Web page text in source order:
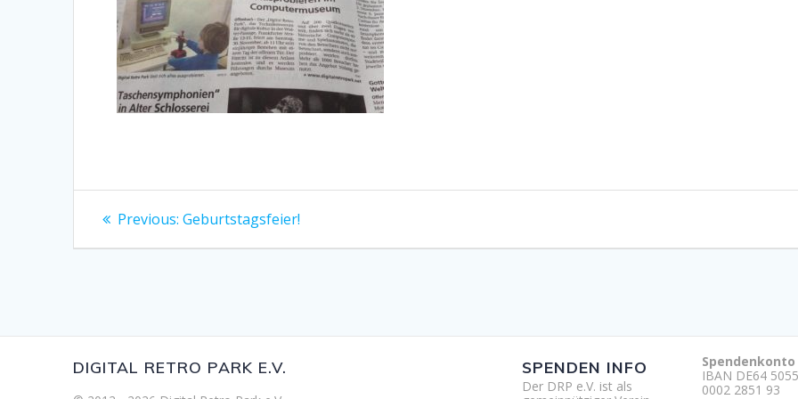
Beitragsnavigation
Previous: Previous
Geburtstagsfeier!
DIGITAL RETRO PARK E.V. SPENDEN INFO
Der DRP e.V. ist als
Spendenkonto
IBAN DE64
0002 2851 93